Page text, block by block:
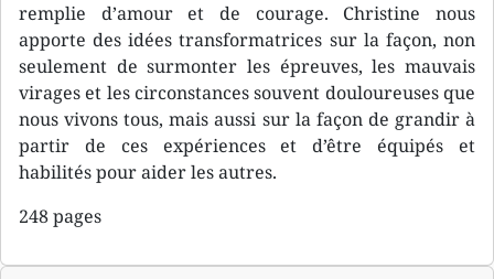
remplie d’amour et de courage. Christine nous
apporte des idées transformatrices sur la façon, non
seulement de surmonter les épreuves, les mauvais
virages et les circonstances souvent douloureuses que
nous vivons tous, mais aussi sur la façon de grandir à
partir de ces expériences et d’être équipés et
habilités pour aider les autres.
248 pages